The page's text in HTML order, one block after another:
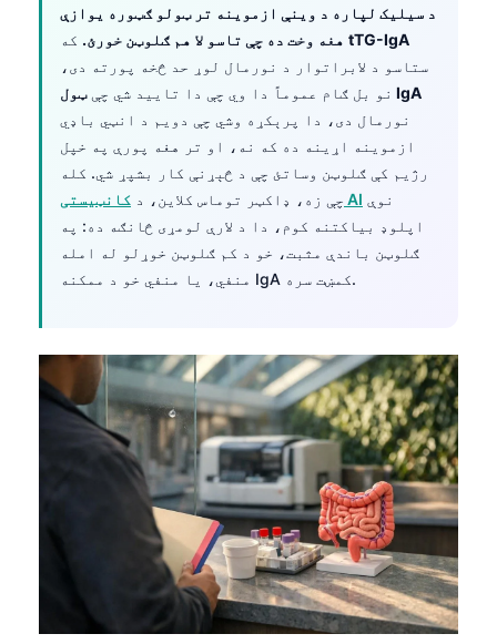
د سیلیک لپاره د وینې ازموینه تر ټولو ګټوره یوازې
هغه وخت ده چې تاسو لا هم ګلوټن خورئ. tTG-IgA
ستاسو د لابراتوار د نورمال لوړ حد څخه پورته دی،
نو بل ګام عموماً دا وي چې دا تایید شي چې ټول IgA
نورمال دی، دا پرېکړه وشي چې دویم د انټي باډي
ازموینه اړینه ده که نه، او تر هغه پورې په خپل
رژیم کې ګلوټن وساتئ چې د څېړنې کار بشپړ شي. کله
چې زه، ډاکټر توماس کلاین، د کانټیستی AI
اپلوډ بیاکتنه کوم، دا د لارې لومړی څانګه ده: په
ګلوټن باندې مثبت، خو د کم ګلوټن خوړلو له امله
منفي، یا منفي خو د ممکنه IgA کمښت سره.